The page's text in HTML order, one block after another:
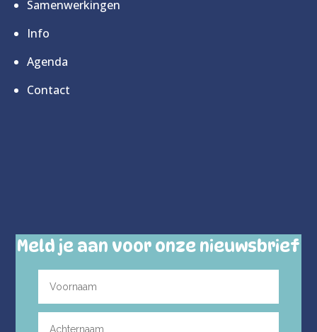
Samenwerkingen
Info
Agenda
Contact
Meld je aan voor onze nieuwsbrief